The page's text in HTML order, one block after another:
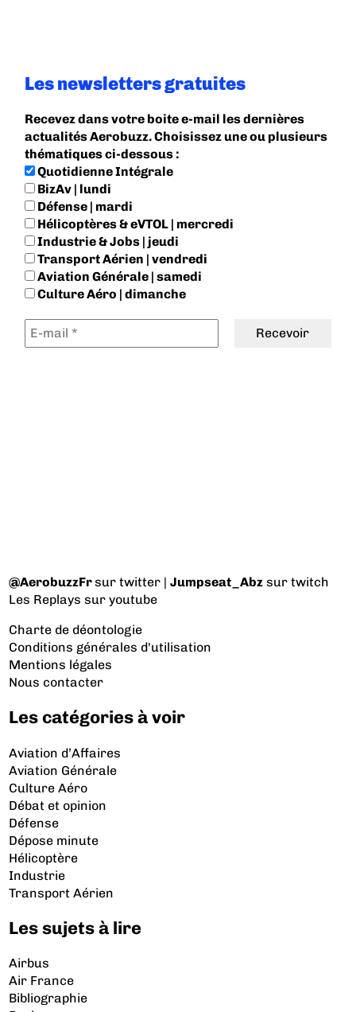
Les newsletters gratuites
Recevez dans votre boite e-mail les dernières
actualités Aerobuzz. Choisissez une ou plusieurs
thématiques ci-dessous :
Quotidienne Intégrale
BizAv | lundi
Défense | mardi
Hélicoptères & eVTOL | mercredi
Industrie & Jobs | jeudi
Transport Aérien | vendredi
Aviation Générale | samedi
Culture Aéro | dimanche
@AerobuzzFrsur twitter |Jumpseat_Abz sur twitch
Les Replays sur youtube
Charte de déontologie
Conditions générales d'utilisation
Mentions légales
Nous contacter
Les catégories à voir
Aviation d’Affaires
Aviation Générale
Culture Aéro
Débat et opinion
Défense
Dépose minute
Hélicoptère
Industrie
Transport Aérien
Les sujets à lire
Airbus
Air France
Bibliographie